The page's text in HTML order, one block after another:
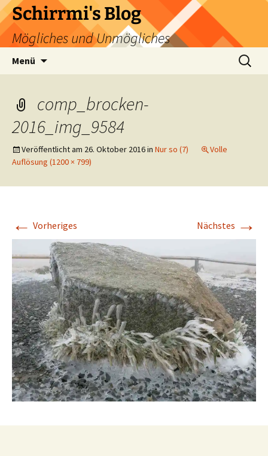
Zum
Inhalt
springen
Schirrmi's Blog
Mögliches und Unmögliches
Menü
Suchen
nach:
comp_brocken-
2016_img_9584
Veröffentlicht am 26. Oktober 2016in Nur so (7)
Volle
Auflösung (1200 × 799)
← Vorheriges Nächstes →